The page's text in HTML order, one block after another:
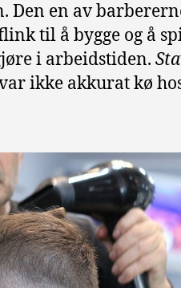
Den en av
til å bygge og å
i arbeidstiden.
ikke akkurat kø